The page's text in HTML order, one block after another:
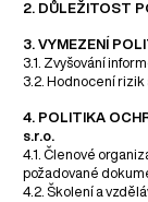
2. DŮLEŽITOST
3. VYMEZENÍ
3.1. Zvyšování
3.2. Hodnocení
4. POLITIKA
s.r.o.
4.1. Členové
požadované
4.2. Školení a